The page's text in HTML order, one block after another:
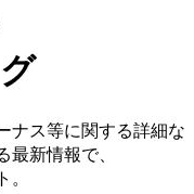
ナス等に関する詳細な
最新情報で、